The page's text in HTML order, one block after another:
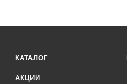
КАТАЛОГ
АКЦИИ